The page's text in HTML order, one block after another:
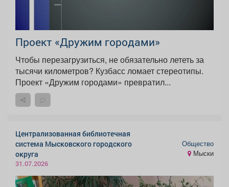
Проект «Дружим городами»
Чтобы перезагрузиться, не обязательно лететь за
тысячи километров? Кузбасс ломает стереотипы.
Проект «Дружим городами» превратил...
Централизованная библиотечная
система Мысковского городского
округа
31.07.2026
Общество
Мыски